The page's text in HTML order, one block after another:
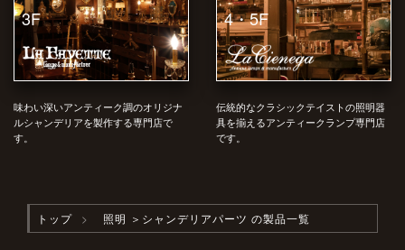
3F
味わい深いアンティーク調のオリジナ
ルシャンデリアを製作する専門店で
す。
4・5F
伝統的なクラシックテイストの照明器
具を揃えるアンティークランプ専門店
です。
トップ 照明 ＞シャンデリアパーツ の製品一覧